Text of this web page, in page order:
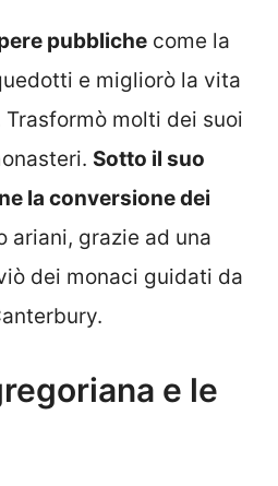
pubbliche come la
e migliorò la vita
molti dei suoi
Sotto il suo
la conversione dei
ariani, grazie ad una
dei monaci guidati da
e le